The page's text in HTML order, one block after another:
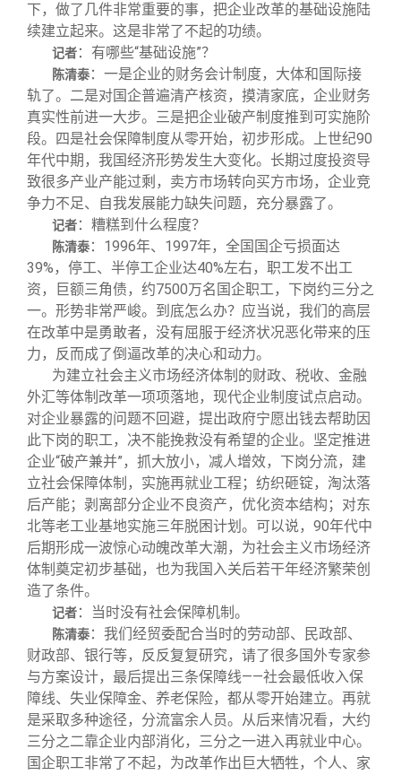
下，做了几件非常重要的事，把企业改革的基础设施陆
续建立起来。这是非常了不起的功绩。
记者：有哪些“基础设施”？
陈清泰：一是企业的财务会计制度，大体和国际接
轨了。二是对国企普遍清产核资，摸清家底，企业财务
真实性前进一大步。三是把企业破产制度推到可实施阶
段。四是社会保障制度从零开始，初步形成。上世纪90
年代中期，我国经济形势发生大变化。长期过度投资导
致很多产业产能过剩，卖方市场转向买方市场，企业竞
争力不足、自我发展能力缺失问题，充分暴露了。
记者：糟糕到什么程度？
陈清泰：1996年、1997年，全国国企亏损面达
39%，停工、半停工企业达40%左右，职工发不出工
资，巨额三角债，约7500万名国企职工，下岗约三分之
一。形势非常严峻。到底怎么办？应当说，我们的高层
在改革中是勇敢者，没有屈服于经济状况恶化带来的压
力，反而成了倒逼改革的决心和动力。
为建立社会主义市场经济体制的财政、税收、金融
外汇等体制改革一项项落地，现代企业制度试点启动。
对企业暴露的问题不回避，提出政府宁愿出钱去帮助因
此下岗的职工，决不能挽救没有希望的企业。坚定推进
企业“破产兼并”，抓大放小，减人增效，下岗分流，建
立社会保障体制，实施再就业工程；纺织砸锭，淘汰落
后产能；剥离部分企业不良资产，优化资本结构；对东
北等老工业基地实施三年脱困计划。可以说，90年代中
后期形成一波惊心动魄改革大潮，为社会主义市场经济
体制奠定初步基础，也为我国入关后若干年经济繁荣创
造了条件。
记者：当时没有社会保障机制。
陈清泰：我们经贸委配合当时的劳动部、民政部、
财政部、银行等，反反复复研究，请了很多国外专家参
与方案设计，最后提出三条保障线——社会最低收入保
障线、失业保障金、养老保险，都从零开始建立。再就
是采取多种途径，分流富余人员。从后来情况看，大约
三分之二靠企业内部消化，三分之一进入再就业中心。
国企职工非常了不起，为改革作出巨大牺牲，个人、家